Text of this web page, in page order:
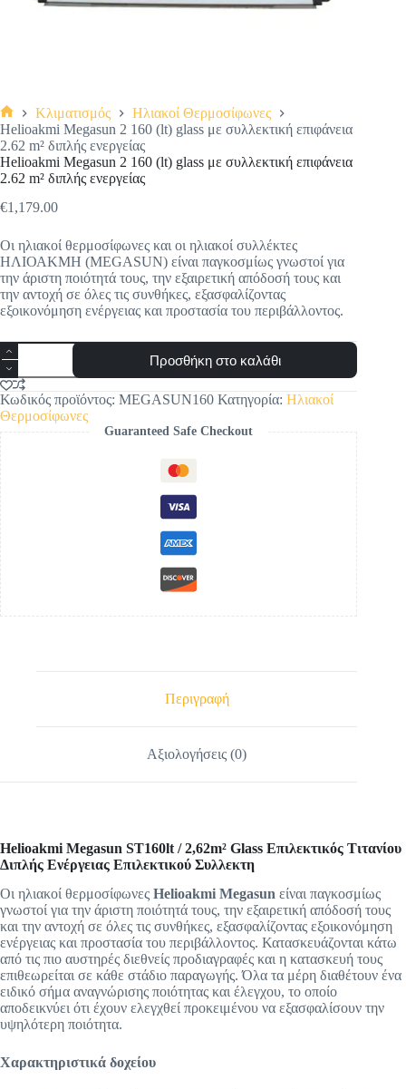
Αρχική
σελίδα
Κλιματισμός
Ηλιακοί Θερμοσίφωνες
Helioakmi Megasun 2 160 (lt) glass με συλλεκτική επιφάνεια
2.62 m² διπλής ενεργείας
Helioakmi Megasun 2 160 (lt) glass με συλλεκτική επιφάνεια
2.62 m² διπλής ενεργείας
€1,179.00
Οι ηλιακοί θερμοσίφωνες και οι ηλιακοί συλλέκτες
ΗΛΙΟΑΚΜΗ (MEGASUN) είναι παγκοσμίως γνωστοί για
την άριστη ποιότητά τους, την εξαιρετική απόδοσή τους και
την αντοχή σε όλες τις συνθήκες, εξασφαλίζοντας
εξοικονόμηση ενέργειας και προστασία του περιβάλλοντος.
Helioakmi
Megasun
2
160
(lt)
glass
με
συλλεκτική
επιφάνεια
2.62
m²
διπλής
ενεργείας
ποσότητα
Προσθήκη στο καλάθι
Κωδικός προϊόντος: MEGASUN160 Κατηγορία: Ηλιακοί
Θερμοσίφωνες
Guaranteed Safe Checkout
Περιγραφή
Αξιολογήσεις (0)
Helioakmi Megasun ST160lt / 2,62m² Glass Επιλεκτικός Τιτανίου
Διπλής Ενέργειας Επιλεκτικού Συλλεκτη
Οι ηλιακοί θερμοσίφωνες Helioakmi Megasun είναι παγκοσμίως
γνωστοί για την άριστη ποιότητά τους, την εξαιρετική απόδοσή τους
και την αντοχή σε όλες τις συνθήκες, εξασφαλίζοντας εξοικονόμηση
ενέργειας και προστασία του περιβάλλοντος. Κατασκευάζονται κάτω
από τις πιο αυστηρές διεθνείς προδιαγραφές και η κατασκευή τους
επιθεωρείται σε κάθε στάδιο παραγωγής. Όλα τα μέρη διαθέτουν ένα
ειδικό σήμα αναγνώρισης ποιότητας και έλεγχου, το οποίο
αποδεικνύει ότι έχουν ελεγχθεί προκειμένου να εξασφαλίσουν την
υψηλότερη ποιότητα.
Χαρακτηριστικά δοχείου